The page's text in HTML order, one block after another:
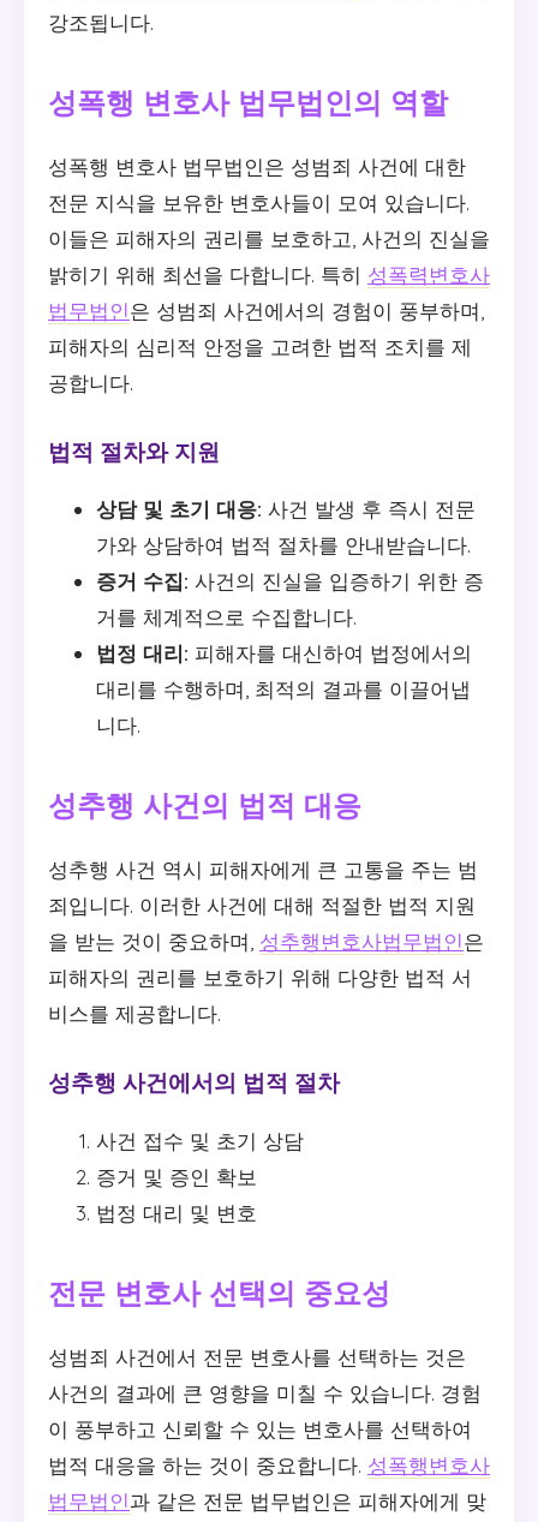
강조됩니다.
성폭행 변호사 법무법인의 역할
성폭행 변호사 법무법인은 성범죄 사건에 대한
전문 지식을 보유한 변호사들이 모여 있습니다.
이들은 피해자의 권리를 보호하고, 사건의 진실을
밝히기 위해 최선을 다합니다. 특히 성폭력변호사
법무법인은 성범죄 사건에서의 경험이 풍부하며,
피해자의 심리적 안정을 고려한 법적 조치를 제
공합니다.
법적 절차와 지원
상담 및 초기 대응: 사건 발생 후 즉시 전문
가와 상담하여 법적 절차를 안내받습니다.
증거 수집: 사건의 진실을 입증하기 위한 증
거를 체계적으로 수집합니다.
법정 대리: 피해자를 대신하여 법정에서의
대리를 수행하며, 최적의 결과를 이끌어냅
니다.
성추행 사건의 법적 대응
성추행 사건 역시 피해자에게 큰 고통을 주는 범
죄입니다. 이러한 사건에 대해 적절한 법적 지원
을 받는 것이 중요하며, 성추행변호사법무법인은
피해자의 권리를 보호하기 위해 다양한 법적 서
비스를 제공합니다.
성추행 사건에서의 법적 절차
사건 접수 및 초기 상담
증거 및 증인 확보
법정 대리 및 변호
전문 변호사 선택의 중요성
성범죄 사건에서 전문 변호사를 선택하는 것은
사건의 결과에 큰 영향을 미칠 수 있습니다. 경험
이 풍부하고 신뢰할 수 있는 변호사를 선택하여
법적 대응을 하는 것이 중요합니다. 성폭행변호사
법무법인과 같은 전문 법무법인은 피해자에게 맞